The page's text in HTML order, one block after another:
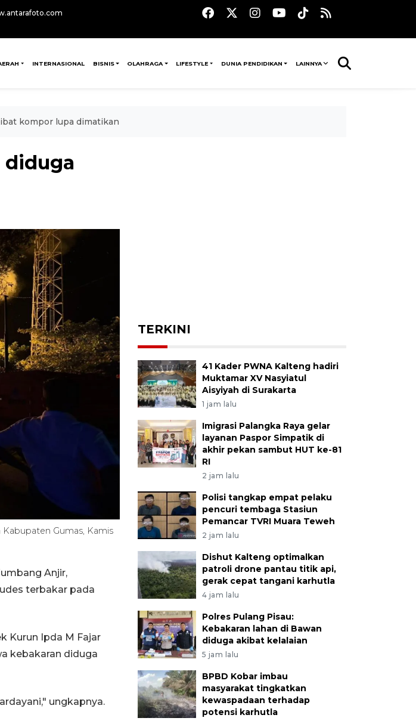
INTERNASIONAL BISNIS OLAHRAGA LIFESTYLE DUNIA PENDIDIKAN LAINNYA
kompor lupa dimatikan
diduga
Gumas, Kamis
Anjir,
terbakar pada
Kurun Ipda M Fajar
kebakaran diduga
ungkapnya.
TERKINI
41 Kader PWNA Kalteng hadiri
Muktamar XV Nasyiatul
Aisyiyah di Surakarta
1 jam lalu
Imigrasi Palangka Raya gelar
layanan Paspor Simpatik di
akhir pekan sambut HUT ke-81
RI
2 jam lalu
Polisi tangkap empat pelaku
pencuri tembaga Stasiun
Pemancar TVRI Muara Teweh
2 jam lalu
Dishut Kalteng optimalkan
patroli drone pantau titik api,
gerak cepat tangani karhutla
4 jam lalu
Polres Pulang Pisau:
Kebakaran lahan di Bawan
diduga akibat kelalaian
5 jam lalu
BPBD Kobar imbau
masyarakat tingkatkan
kewaspadaan terhadap
potensi karhutla